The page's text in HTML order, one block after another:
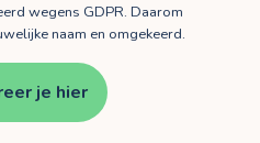
wegens GDPR. Daarom
naam en omgekeerd.
je hier